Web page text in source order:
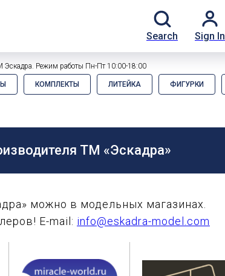
Search
Sign In
Режим работы Пн-Пт 10:00-18:00
КОМПЛЕКТЫ ЛИТЕЙКА ФИГУРКИ
ТМ «Эскадра»
можно в модельных магазинах.
E-mail: info@eskadra-model.com